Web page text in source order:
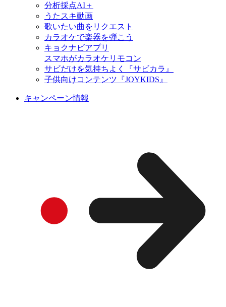
分析採点AI＋
うたスキ動画
歌いたい曲をリクエスト
カラオケで楽器を弾こう
キョクナビアプリ
スマホがカラオケリモコン
サビだけを気持ちよく『サビカラ』
子供向けコンテンツ『JOYKIDS』
キャンペーン情報